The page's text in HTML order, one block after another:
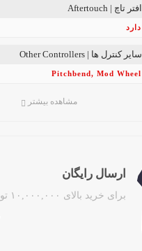
افتر تاچ | Aftertouch
دارد
سایر کنترل ها | Other Controllers
Pitchbend, Mod Wheel
مشاهده بیشتر
ارسال رایگان
برای خرید بالای ۱۰,۰۰۰,۰۰۰ تومان